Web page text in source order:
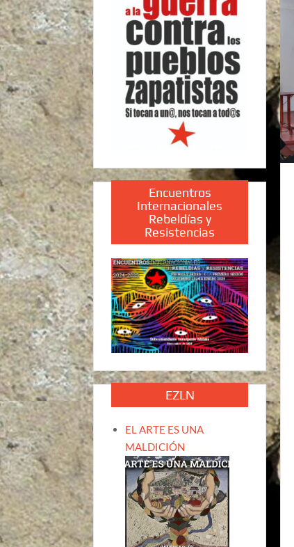
Encuentros
Internacionales
Rebeldías y
Resistencias
EZLN
EL ARTE ES UNA
MALDICIÓN